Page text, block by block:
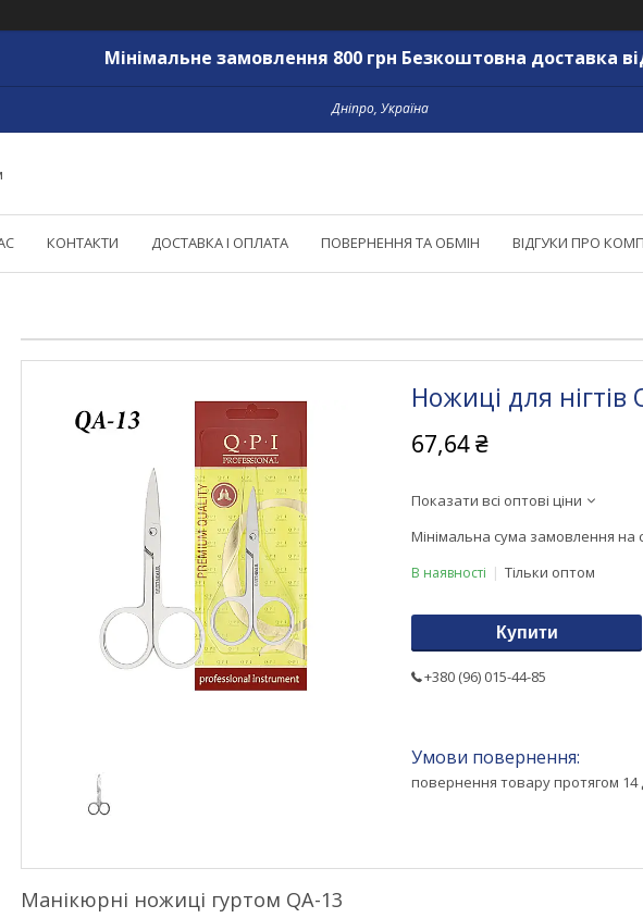
Мінімальне замовлення 800 грн Безкоштовна доставка
Дніпро, Україна
КОНТАКТИ ДОСТАВКА І ОПЛАТА ПОВЕРНЕННЯ ТА ОБМІН ВІДГУКИ ПРО
Ножиці для нігтів
67,64 ₴
Показати всі оптові ціни
Мінімальна сума замовлення на
В наявності Тільки оптом
Купити
+380 (96) 015-44-85
повернення товару протягом 14
Манікюрні ножиці гуртом QA-13